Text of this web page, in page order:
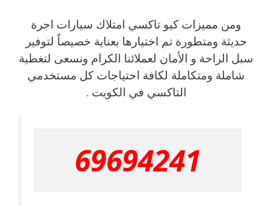
ومن مميزات كيو تاكسي امتلاك سيارات اجرة
حديثة ومتطورة تم اختيارها بعناية خصيصاً لتوفير
سبل الراحة و الأمان لعملائنا الكرام ونسعى لتغطية
شاملة ومتكاملة لكافة احتياجات كل مستخدمي
التاكسي في الكويت .
69694241